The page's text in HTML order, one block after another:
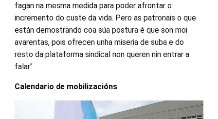
fagan na mesma medida para poder afrontar o
incremento do custe da vida. Pero as patronais o que
están demostrando coa súa postura é que son moi
avarentas, pois ofrecen unha miseria de suba e do
resto da plataforma sindical non queren nin entrar a
falar".
Calendario de mobilizacións